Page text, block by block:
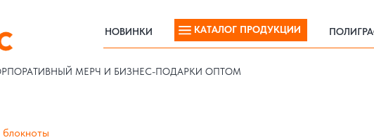
КАТАЛОГ ПРОДУКЦИИ
НОВИНКИ КАТАЛОГ ПРОДУКЦИИ
МЕРЧ И БИЗНЕС-ПОДАРКИ ОПТОМ